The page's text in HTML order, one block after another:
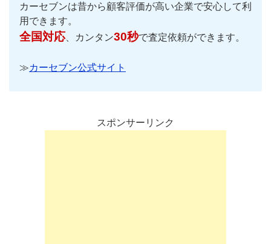
カーセブンは昔から顧客評価が高い企業で安心して利
用できます。
全国対応、カンタン30秒で査定依頼ができます。
≫カーセブン公式サイト
スポンサーリンク